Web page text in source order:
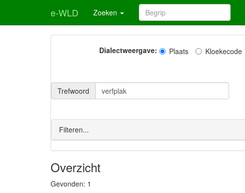
e-WLD Zoeken
Dialectweergave: Plaats Kloekecode
Trefwoord
Filteren...
Overzicht
Gevonden: 1